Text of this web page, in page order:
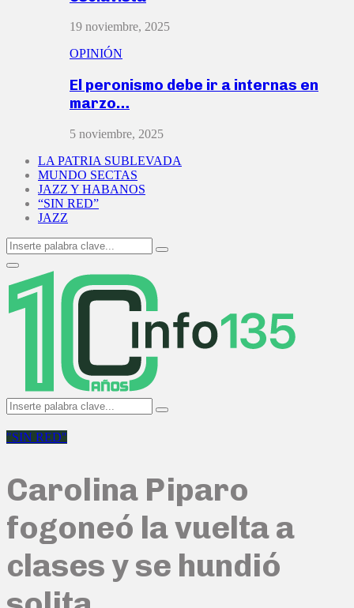
19 noviembre, 2025
OPINIÓN
El peronismo debe ir a internas en
marzo…
5 noviembre, 2025
LA PATRIA SUBLEVADA
MUNDO SECTAS
JAZZ Y HABANOS
“SIN RED”
JAZZ
Search
for:
Search
Primary
Menu
Search
for:
Search
"SIN RED"
Carolina Piparo
fogoneó la vuelta a
clases y se hundió